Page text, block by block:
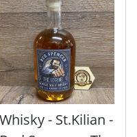
Whisky - St.Kilian -